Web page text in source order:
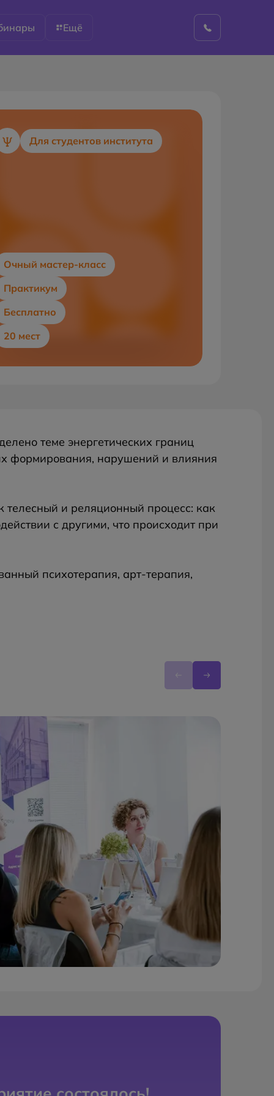
Ещё
Для студентов института
Очный мастер-класс
Практикум
Бесплатно
20 мест
теме энергетических границ
формирования, нарушений и влияния
и реляционный процесс: как
с другими, что происходит при
психотерапия, арт-терапия,